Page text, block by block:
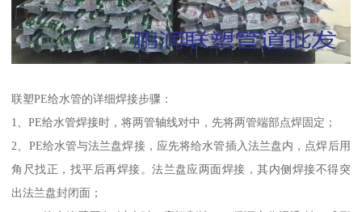
联塑PE给水管的详细焊接步骤：
1、PE给水管焊接时，将两管轴线对中，先将两管端部点焊固定；
2、PE给水管与法兰盘焊接，应先将给水管插入法兰盘内，点焊后用
角尺找正，找平后再焊接。法兰盘应两面焊接，其内侧焊接不得突
出法兰盘封闭面；